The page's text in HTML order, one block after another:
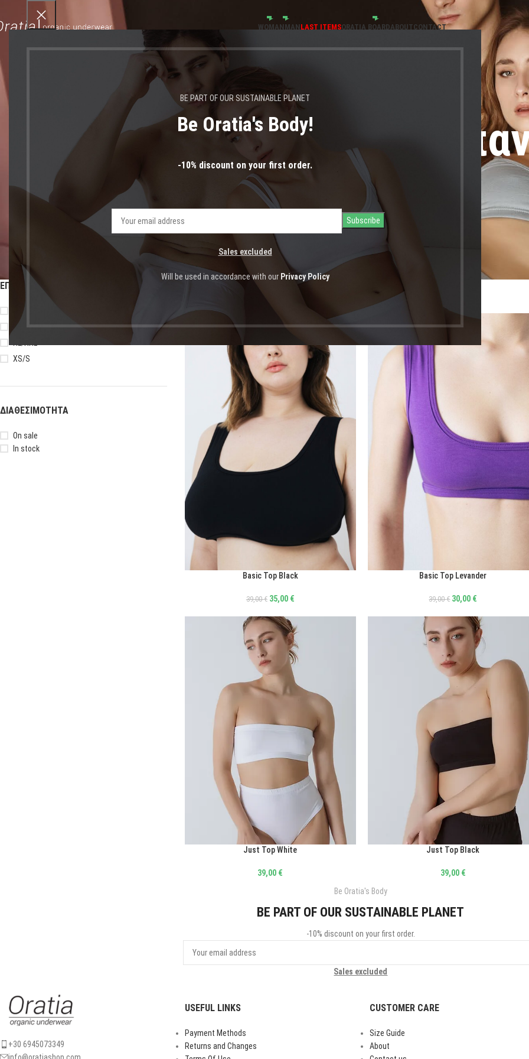
BE PART OF OUR SUSTAINABLE PLANET
Be Oratia's Body!
-10% discount on your first order.
Sales excluded
Will be used in accordance with our Privacy Policy
WOMANMANLAST ITEMSORATIA BOARDABOUTCONTACT
σουτιεν χωρισ
ΕΠΙΛΟΓΉ ΜΕΓΈΘΟΥΣ
3XL/4XL
M/L
XS/S
ΔΙΑΘΕΣΙΜΌΤΗΤΑ
On sale
In stock
Προϊόντα με ετικέτα “σουτιεν χωρισ μπανελα”
-10%
Basic Top Black
39,00€ 35,00 €
-23%
Basic Top Levander
39,00€ 30,00 €
Just Top White
39,00 €
Just Top Black
39,00 €
Be Oratia's Body
BE PART OF OUR SUSTAINABLE PLANET
-10% discount on your first order.
Sales excluded
+30 6945073349
USEFUL LINKS
Payment Methods
Returns and Changes
CUSTOMER CARE
Size Guide
About